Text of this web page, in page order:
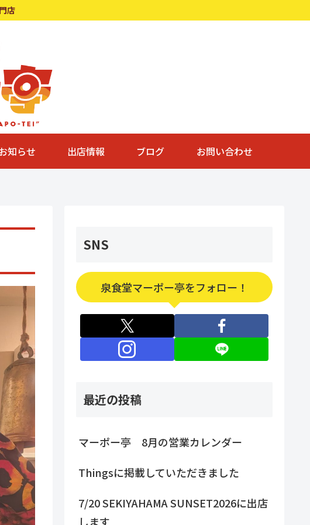
店
知らせ 出店情報 ブログ お問い合わせ
SNS
泉食堂マーポー亭をフォロー！
最近の投稿
マーポー亭 8月の営業カレンダー
Thingsに掲載していただきました
7/20 SEKIYAHAMA SUNSET2026に出店
します